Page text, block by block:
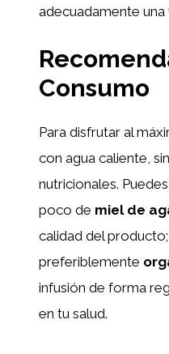
adecuadamente
Consumo
Para disfrutar al
con agua caliente,
nutricionales.
poco de miel de
calidad del
preferiblemente
infusión de forma
en tu salud.